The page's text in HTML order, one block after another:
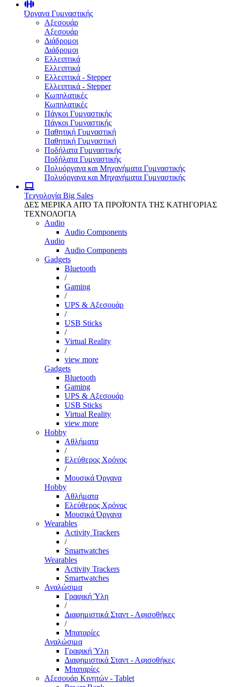
Όργανα Γυμναστικής
Αξεσουάρ
Αξεσουάρ
Διάδρομοι
Διάδρομοι
Ελλειπτικά
Ελλειπτικά
Ελλειπτικά - Stepper
Ελλειπτικά - Stepper
Κωπηλατικές
Κωπηλατικές
Πάγκοι Γυμναστικής
Πάγκοι Γυμναστικής
Παθητική Γυμναστική
Παθητική Γυμναστική
Ποδήλατα Γυμναστικής
Ποδήλατα Γυμναστικής
Πολυόργανα και Μηχανήματα Γυμναστικής
Πολυόργανα και Μηχανήματα Γυμναστικής
Τεχνολογία Big Sales
ΔΕΣ ΜΕΡΙΚΑ ΑΠΌ ΤΑ ΠΡΟΪΌΝΤΑ ΤΗΣ ΚΑΤΗΓΟΡΙΑΣ
ΤΕΧΝΟΛΟΓΙΑ
Audio
Audio Components
Audio
Audio Components
Gadgets
Bluetooth
/
Gaming
/
UPS & Αξεσουάρ
/
USB Sticks
/
Virtual Reality
/
view more
Gadgets
Bluetooth
Gaming
UPS & Αξεσουάρ
USB Sticks
Virtual Reality
view more
Hobby
Αθλήματα
/
Ελεύθερος Χρόνος
/
Μουσικά Όργανα
Hobby
Αθλήματα
Ελεύθερος Χρόνος
Μουσικά Όργανα
Wearables
Activity Trackers
/
Smartwatches
Wearables
Activity Trackers
Smartwatches
Αναλώσιμα
Γραφική Ύλη
/
Διαφημιστικά Σταντ - Αφισοθήκες
/
Μπαταρίες
Αναλώσιμα
Γραφική Ύλη
Διαφημιστικά Σταντ - Αφισοθήκες
Μπαταρίες
Αξεσουάρ Κινητών - Tablet